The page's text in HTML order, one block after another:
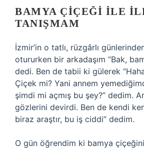
BAMYA ÇIÇEĞI ILE
TANIŞMAM
İzmir’in o tatlı, rüzgârlı
otururken bir arkadaşım “Bak,
dedi. Ben de tabii ki gülerek
Çiçek mi? Yani annem
şimdi mi açmış bu şey?” dedim.
gözlerini devirdi. Ben de kendi
biraz araştır, bu iş ciddi” dedim.
O gün öğrendim ki bamya